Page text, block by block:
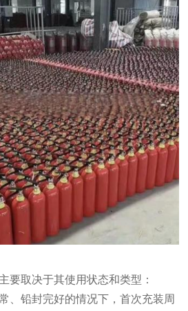
要取决于其使用状态和类型：
、铅封完好的情况下，首次充装周